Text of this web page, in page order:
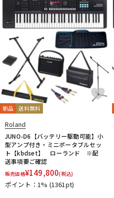
新品 送料無料
Roland
JUNO-D6【バッテリー駆動可能】小
型アンプ付き・ミニポータブルセッ
ト【kbdset】 ローランド ※配
送事項要ご確認
販売価格¥149,800(税込)
ポイント：1% (1361pt)